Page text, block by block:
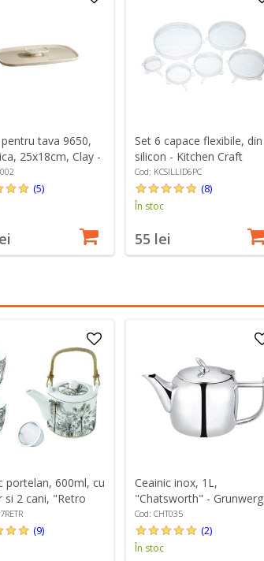
tava 9650,
25x18cm, Clay -
(5)
Set 6 capace flexibile, din
silicon - Kitchen Craft
Cod: KCSILLID6PC
(8)
În stoc
55 lei
portelan, 600ml, cu
si 2 cani, "Retro
Easy Life
(9)
Ceainic inox, 1L,
"Chatsworth" - Grunwerg
Cod: CHT035
(2)
În stoc